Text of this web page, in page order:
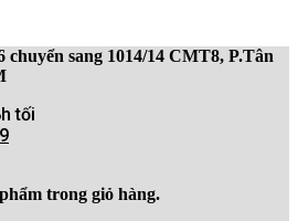
chuyển sang 1014/14 CMT8, P.Tân
tối
trong giỏ hàng.